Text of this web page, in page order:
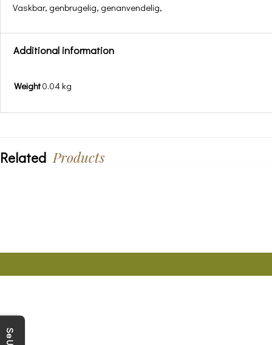
Vaskbar, genbrugelig, genanvendelig,
Additional information
Weight0.04 kg
Related Products